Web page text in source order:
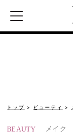
トップ ビューティ
BEAUTY メイク